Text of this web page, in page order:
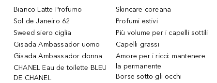
Bianco Latte Profumo
Sol de Janeiro 62
Sweed siero ciglia
Gisada Ambassador uomo
Gisada Ambassador donna
CHANEL Eau de toilette BLEU
DE CHANEL
Skincare coreana
Profumi estivi
Più volume per i capelli sottili
Capelli grassi
Amore per i ricci: mantenere
la permanente
Borse sotto gli occhi